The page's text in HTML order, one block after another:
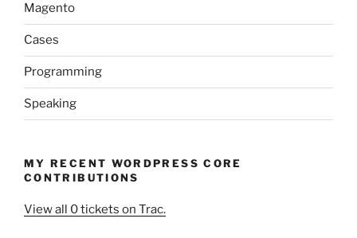
Magento
Cases
Programming
Speaking
MY RECENT WORDPRESS CORE
CONTRIBUTIONS
View all 0 tickets on Trac.